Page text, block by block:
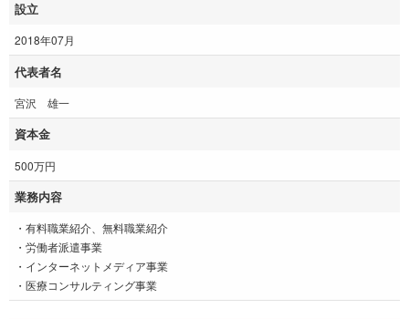
設立
2018年07月
代表者名
宮沢 雄一
資本金
500万円
業務内容
・有料職業紹介、無料職業紹介
・労働者派遣事業
・インターネットメディア事業
・医療コンサルティング事業